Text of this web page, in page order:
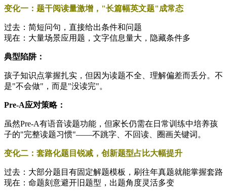
变化一：题干阅读量激增，"长篇幅英文题"成常态
过去：简短问句，直接给出条件和问题
现在：大量场景应用题，文字信息量大，隐藏条件多
典型陷阱：
孩子知识点掌握扎实，但因为读题不全、理解偏差而丢分。不
是"不会做"，而是"没读完"。
Pre-A应对策略：
虽然Pre-A有语音读题功能，但家长仍需在日常训练中培养孩
子的"完整读题习惯"——不跳字、不回读、圈画关键词。
变化二：套路化题目锐减，创新题型占比大幅提升
过去：大部分题目有固定解题模板，刷往年真题就能掌握套路
现在：命题刻意避开旧题型，出题角度灵活多变